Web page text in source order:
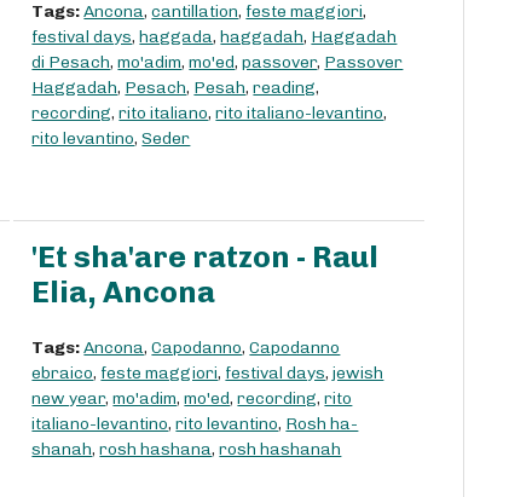
Tags:Ancona,cantillation, feste maggiori,
festival days,haggada,haggadah, Haggadah
di Pesach,mo'adim,mo'ed,passover, Passover
Haggadah, Pesach, Pesah,reading,
recording,rito italiano,rito italiano-levantino,
rito levantino,Seder
'Et sha'are ratzon - Raul
Elia, Ancona
Tags:Ancona,Capodanno,Capodanno
ebraico, feste maggiori, festival days,jewish
new year,mo'adim,mo'ed,recording,rito
italiano-levantino,rito levantino, Rosh ha-
shanah,rosh hashana,rosh hashanah